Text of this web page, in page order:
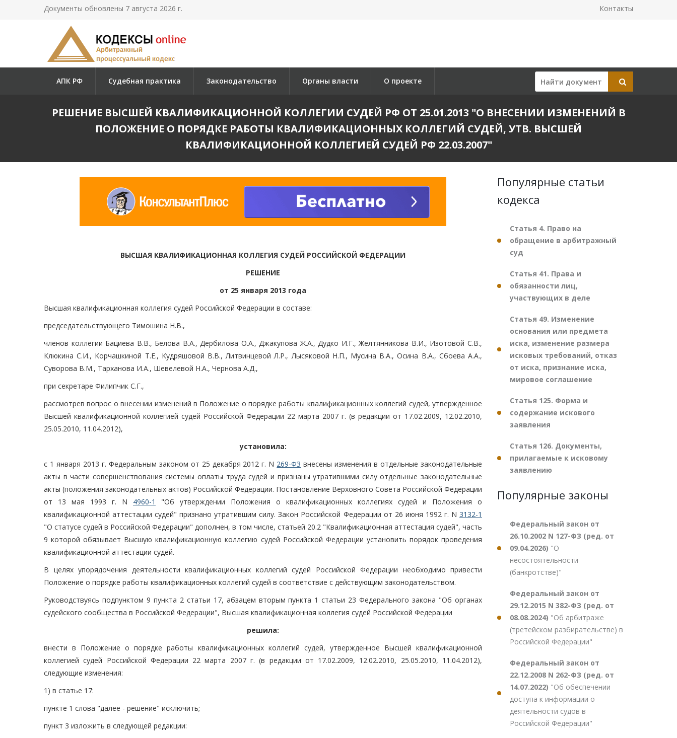
Документы обновлены 7 августа 2026 г. Контакты
АПК РФ Судебная практика Законодательство Органы власти О проекте
РЕШЕНИЕ ВЫСШЕЙ КВАЛИФИКАЦИОННОЙ КОЛЛЕГИИ СУДЕЙ РФ ОТ 25.01.2013 "О ВНЕСЕНИИ ИЗМЕНЕНИЙ В
ПОЛОЖЕНИЕ О ПОРЯДКЕ РАБОТЫ КВАЛИФИКАЦИОННЫХ КОЛЛЕГИЙ СУДЕЙ, УТВ. ВЫСШЕЙ
КВАЛИФИКАЦИОННОЙ КОЛЛЕГИЕЙ СУДЕЙ РФ 22.03.2007"
ВЫСШАЯ КВАЛИФИКАЦИОННАЯ КОЛЛЕГИЯ СУДЕЙ РОССИЙСКОЙ ФЕДЕРАЦИИ
РЕШЕНИЕ
от 25 января 2013 года
Высшая квалификационная коллегия судей Российской Федерации в составе:
председательствующего Тимошина Н.В.,
членов коллегии Бациева В.В., Белова В.А., Дербилова О.А., Джакупова Ж.А., Дудко И.Г., Желтянникова В.И., Изотовой С.В.,
Клюкина С.И., Корчашкиной Т.Е., Кудряшовой В.В., Литвинцевой Л.Р., Лысяковой Н.П., Мусина В.А., Осина В.А., Сбоева А.А.,
Суворова В.М., Тарханова И.А., Шевелевой Н.А., Чернова А.Д.,
при секретаре Филипчик С.Г.,
рассмотрев вопрос о внесении изменений в Положение о порядке работы квалификационных коллегий судей, утвержденное
Высшей квалификационной коллегией судей Российской Федерации 22 марта 2007 г. (в редакции от 17.02.2009, 12.02.2010,
25.05.2010, 11.04.2012),
установила:
с 1 января 2013 г. Федеральным законом от 25 декабря 2012 г. N 269-ФЗ внесены изменения в отдельные законодательные
акты в части совершенствования системы оплаты труда судей и признаны утратившими силу отдельные законодательные
акты (положения законодательных актов) Российской Федерации. Постановление Верховного Совета Российской Федерации
от 13 мая 1993 г. N 4960-1
"Об утверждении Положения о квалификационных коллегиях судей и Положения о
квалификационной аттестации судей" признано утратившим силу. Закон Российской Федерации от 26 июня 1992 г. N 3132-1
"О статусе судей в Российской Федерации" дополнен, в том числе, статьей 20.2 "Квалификационная аттестация судей", часть
9 которой обязывает Высшую квалификационную коллегию судей Российской Федерации установить порядок проведения
квалификационной аттестации судей.
В целях упорядочения деятельности квалификационных коллегий судей Российской Федерации необходимо привести
Положение о порядке работы квалификационных коллегий судей в соответствие с действующим законодательством.
Руководствуясь подпунктом 9 пункта 2 статьи 17, абзацем вторым пункта 1 статьи 23 Федерального закона "Об органах
судейского сообщества в Российской Федерации", Высшая квалификационная коллегия судей Российской Федерации
решила:
внести в Положение о порядке работы квалификационных коллегий судей, утвержденное Высшей квалификационной
коллегией судей Российской Федерации 22 марта 2007 г. (в редакции от 17.02.2009, 12.02.2010, 25.05.2010, 11.04.2012),
следующие изменения:
1) в статье 17:
пункте 1 слова "далее - решение" исключить;
пункт 3 изложить в следующей редакции:
Популярные статьи
кодекса
Статья 4. Право на
обращение в арбитражный
суд
Статья 41. Права и
обязанности лиц,
участвующих в деле
Статья 49. Изменение
основания или предмета
иска, изменение размера
исковых требований, отказ
от иска, признание иска,
мировое соглашение
Статья 125. Форма и
содержание искового
заявления
Статья 126. Документы,
прилагаемые к исковому
заявлению
Популярные законы
Федеральный закон от
26.10.2002 N 127-ФЗ (ред. от
09.04.2026) "О
несостоятельности
(банкротстве)"
Федеральный закон от
29.12.2015 N 382-ФЗ (ред. от
08.08.2024) "Об арбитраже
(третейском разбирательстве) в
Российской Федерации"
Федеральный закон от
22.12.2008 N 262-ФЗ (ред. от
14.07.2022) "Об обеспечении
доступа к информации о
деятельности судов в
Российской Федерации"